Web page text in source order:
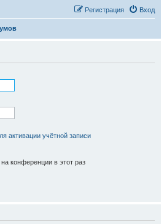
Вход
Регистрация
активации учётной записи
конференции в этот раз